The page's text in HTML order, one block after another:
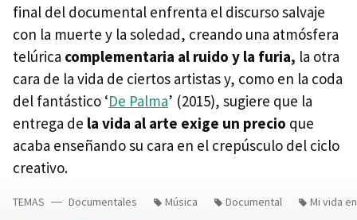
final del documental enfrenta el discurso salvaje
con la muerte y la soledad, creando una atmósfera
telúrica complementaria al ruido y la furia, la otra
cara de la vida de ciertos artistas y, como en la coda
del fantástico ‘De Palma’ (2015), sugiere que la
entrega de la vida al arte exige un precio que
acaba enseñando su cara en el crepúsculo del ciclo
creativo.
TEMAS Documentales Música Documental Mi vida